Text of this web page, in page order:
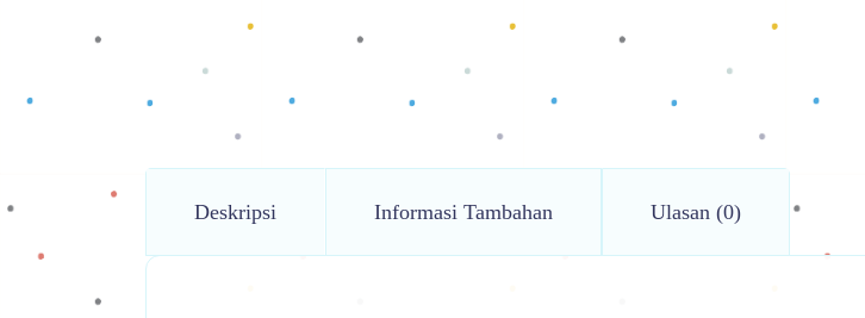
Deskripsi Informasi Tambahan Ulasan (0)